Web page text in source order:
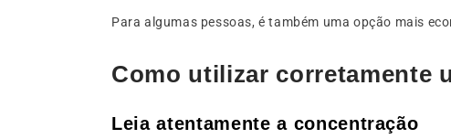
Para algumas pessoas, é também uma opção mais
Como utilizar corretamente
Leia atentamente a concentração